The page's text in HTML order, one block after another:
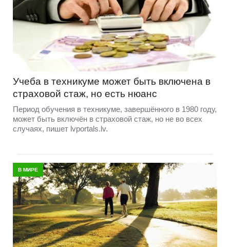
Учеба в техникуме может быть включена в
страховой стаж, но есть нюанс
Период обучения в техникуме, завершённого в 1980 году,
может быть включён в страховой стаж, но не во всех
случаях, пишет lvportals.lv.
В МИРЕ